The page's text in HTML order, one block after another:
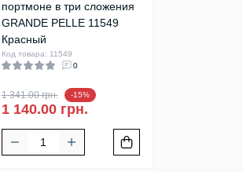
портмоне в три сложения
GRANDE PELLE 11549
Красный
Код товара: 11549
0
1 341.00 грн. -15%
1 140.00 грн.